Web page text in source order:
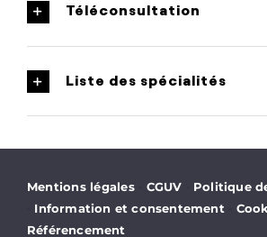
Téléconsultation
Liste des spécialités
Mentions légales CGUV Politique
Information et consentement
Référencement